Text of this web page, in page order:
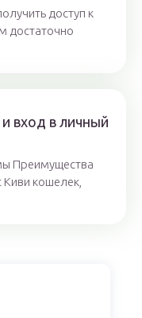
доступ к
достаточно
вход в личный
Преимущества
Киви кошелек,